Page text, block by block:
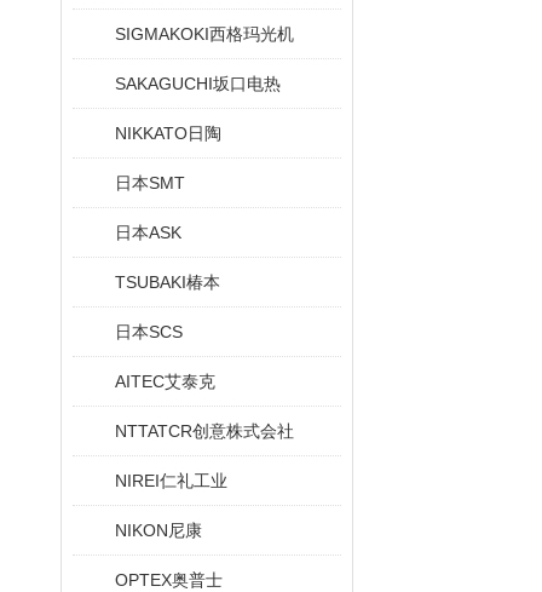
SIGMAKOKI西格玛光机
SAKAGUCHI坂口电热
NIKKATO日陶
日本SMT
日本ASK
TSUBAKI椿本
日本SCS
AITEC艾泰克
NTTATCR创意株式会社
NIREI仁礼工业
NIKON尼康
OPTEX奥普士